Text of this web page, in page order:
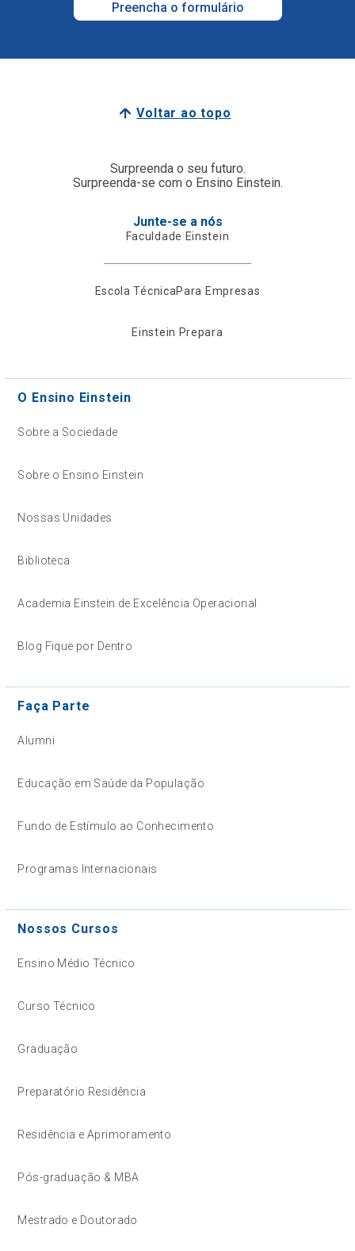
Preencha o formulário
Voltar ao topo
Surpreenda o seu futuro.
Surpreenda-se com o Ensino Einstein.
Junte-se a nós
Faculdade Einstein
Escola TécnicaPara Empresas
Einstein Prepara
O Ensino Einstein
Sobre a Sociedade
Sobre o Ensino Einstein
Nossas Unidades
Biblioteca
Academia Einstein de Excelência Operacional
Blog Fique por Dentro
Faça Parte
Alumni
Educação em Saúde da População
Fundo de Estímulo ao Conhecimento
Programas Internacionais
Nossos Cursos
Ensino Médio Técnico
Curso Técnico
Graduação
Preparatório Residência
Residência e Aprimoramento
Pós-graduação & MBA
Mestrado e Doutorado